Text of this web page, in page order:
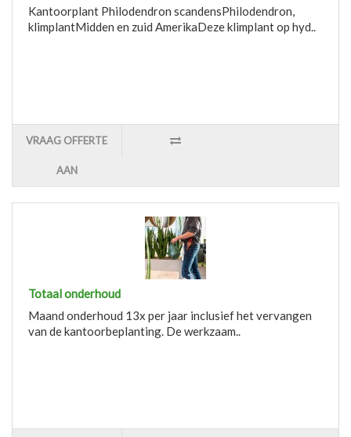
Kantoorplant Philodendron scandensPhilodendron,
klimplantMidden en zuid AmerikaDeze klimplant op hyd..
VRAAG OFFERTE
AAN
Totaal onderhoud
Maand onderhoud 13x per jaar inclusief het vervangen
van de kantoorbeplanting. De werkzaam..